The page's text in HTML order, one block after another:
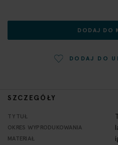
SZCZEGÓŁY
Więcej
informacji
TYTUŁ
OKRES WYPRODUKOWANIA
MATERIAŁ
DODAJ DO
DODAJ DO